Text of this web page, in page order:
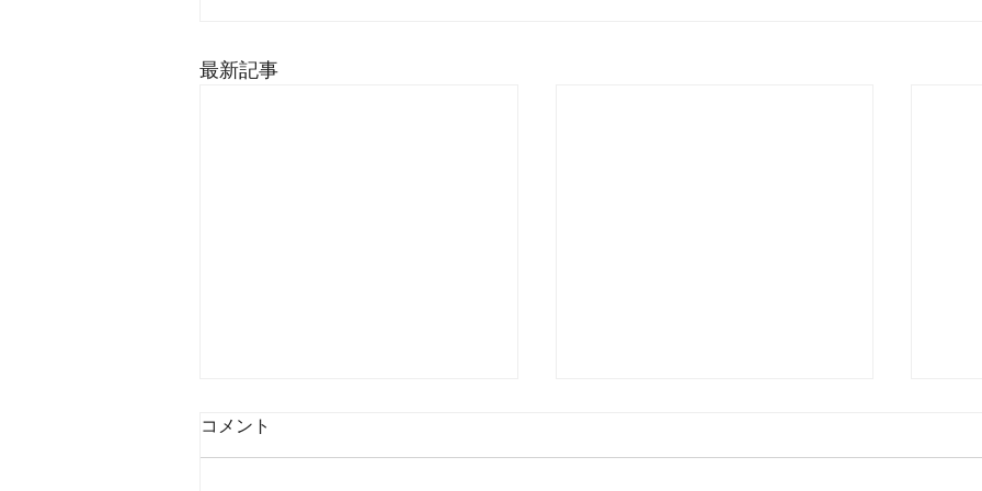
最新記事
コメント